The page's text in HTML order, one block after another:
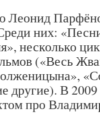
Леонид
них:
несколько
(«Весь
другие). В
про